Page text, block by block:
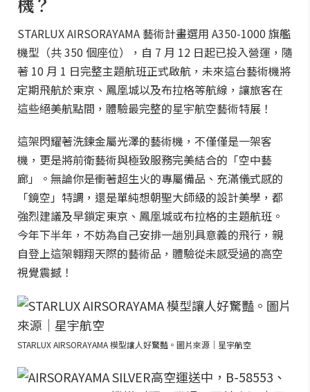
STARLUX AIRSORAYAMA 藝術計畫選用 A350-1000 旗艦
機型（共 350 個座位），自 7 月 12 日起已投入營運，隨
著 10 月 1 日完整主題航班正式啟航，未來這台藝術機將
定期飛航於東京、鳳凰城以及布拉格等航線，讓旅客在
這些絕美航點間，體驗最完整的星宇航空藝術特展！
這架閃耀著洗鍊金屬光澤的藝術機，不僅僅是一架客
機，更是將前衛藝術與極致服務完美結合的「空中藝
廊」。無論你是衝著超生火的專屬備品、充滿儀式感的
「鏡空」特調，還是單純想朝聖大師級的設計美學，都
強烈建議及早鎖定東京、鳳凰城或布拉格的主題航班。
今年下半年，不妨為自己安排一趟別具意義的飛行，親
自登上這架翱翔天際的藝術品，體驗從未感受過的高空
視覺震撼！
STARLUX AIRSORAYAMA 模型讓人好驚豔。圖片來源｜星宇航空